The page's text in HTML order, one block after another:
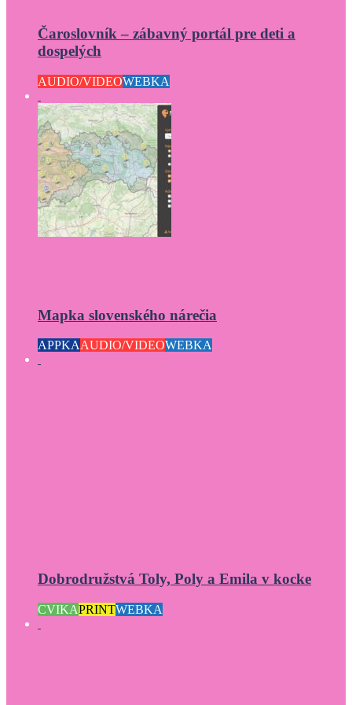
Čaroslovník – zábavný portál pre deti a
dospelých
AUDIO/VIDEOWEBKA
Mapka slovenského nárečia
APPKAAUDIO/VIDEOWEBKA
Dobrodružstvá Toly, Poly a Emila v kocke
CVIKAPRINTWEBKA